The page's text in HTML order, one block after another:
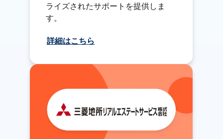
ライズされたサポートを提供しま
す。
詳細はこちら